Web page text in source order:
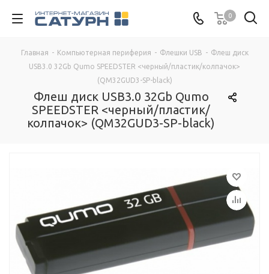
0
Главная - Компьютерная периферия - Флешки USB - Флеш диск
USB3.0 32Gb Qumo SPEEDSTER <черный/пластик/колпачок>
(QM32GUD3-SP-black)
Флеш диск USB3.0 32Gb Qumo
SPEEDSTER <черный/пластик/
колпачок> (QM32GUD3-SP-black)